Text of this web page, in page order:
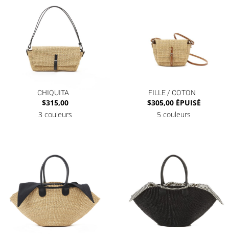
CHIQUITA
$315,00
3 couleurs
FILLE / COTON
$305,00 ÉPUISÉ
5 couleurs